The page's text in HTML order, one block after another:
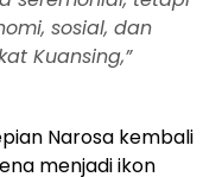
sosial, dan
Kuansing,”
Narosa kembali
menjadi ikon